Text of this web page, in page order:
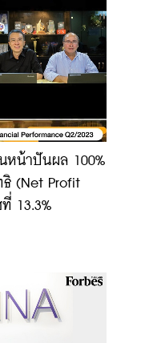
หน้าปันผล 100%
ธิ (Net Profit
13.3%